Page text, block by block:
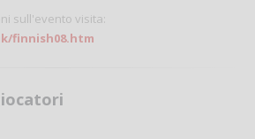
sull'evento visita:
finnish08.htm